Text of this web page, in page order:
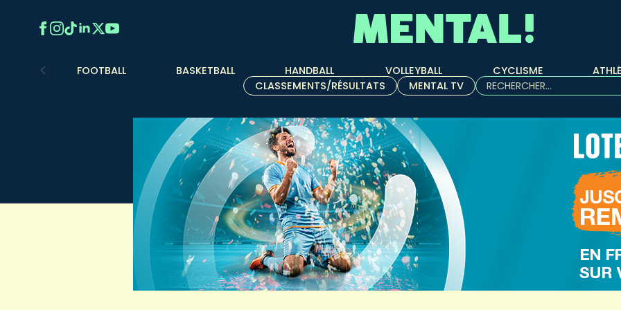
FOOTBALL BASKETBALL HANDBALL VOLLEYBALL CYCLISME
CLASSEMENTS/RÉSULTATS
MENTAL TV
Rechercher :